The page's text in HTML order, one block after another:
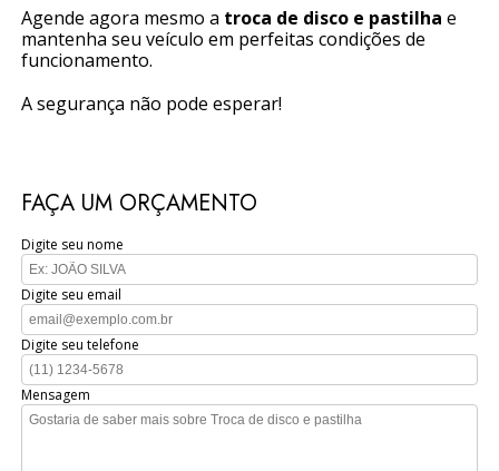
Agende agora mesmo a troca de disco e pastilha e
mantenha seu veículo em perfeitas condições de
funcionamento.
A segurança não pode esperar!
FAÇA UM ORÇAMENTO
Digite seu nome
Digite seu email
Digite seu telefone
Mensagem